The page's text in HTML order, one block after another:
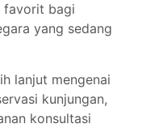
favorit bagi
yang sedang
lanjut mengenai
kunjungan,
konsultasi